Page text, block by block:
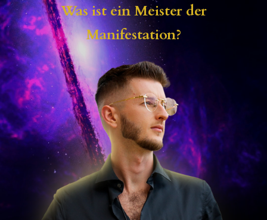
Was ist ein Meister der
Manifestation?